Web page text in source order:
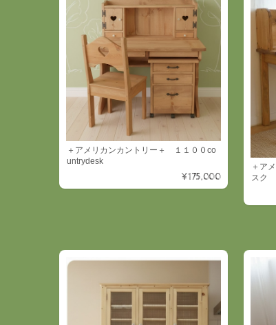
＋アメリカンカントリー＋ １１００co
untrydesk
¥175,000
＋ア
スク